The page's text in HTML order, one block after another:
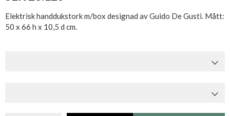
Elektrisk handdukstork m/box designad av Guido De Gusti. Mått:
50 x 66 h x 10,5 d cm.